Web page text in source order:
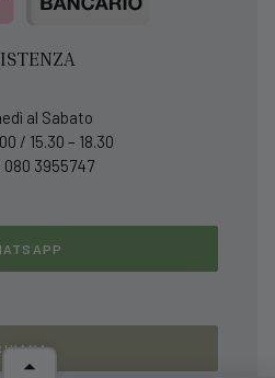
al Sabato
/ 15.30 – 18.30
080 3955747